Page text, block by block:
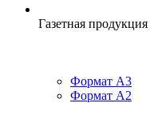
Газетная продукция
Формат A3
Формат A2